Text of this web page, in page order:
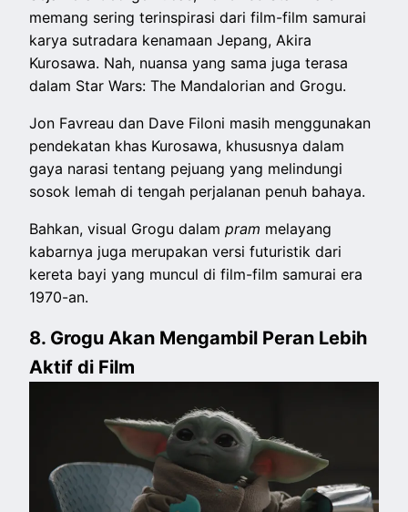
memang sering terinspirasi dari film-film samurai
karya sutradara kenamaan Jepang, Akira
Kurosawa. Nah, nuansa yang sama juga terasa
dalam Star Wars: The Mandalorian and Grogu.
Jon Favreau dan Dave Filoni masih menggunakan
pendekatan khas Kurosawa, khususnya dalam
gaya narasi tentang pejuang yang melindungi
sosok lemah di tengah perjalanan penuh bahaya.
Bahkan, visual Grogu dalampram melayang
kabarnya juga merupakan versi futuristik dari
kereta bayi yang muncul di film-film samurai era
1970-an.
8. Grogu Akan Mengambil Peran Lebih
Aktif di Film